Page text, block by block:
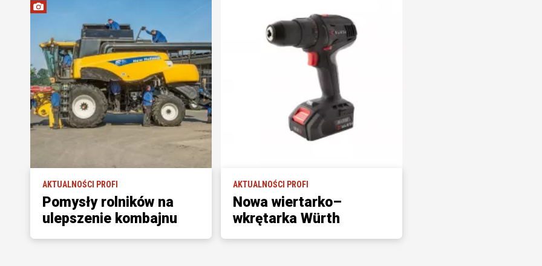
AKTUALNOŚCI PROFI
Pomysły rolników na
ulepszenie kombajnu
AKTUALNOŚCI PROFI
Nowa wiertarko–
wkrętarka Würth